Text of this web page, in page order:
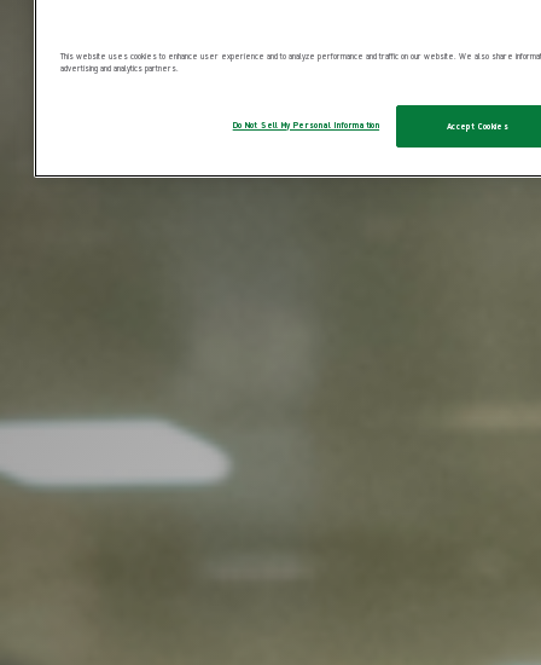
This website uses cookies to enhance user experience and to analyze performance and traffic on our website. We also share
advertising and analytics partners.
Do Not Sell My Personal Information Accept Cookies